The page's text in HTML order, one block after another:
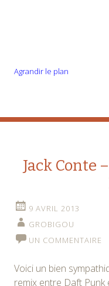
Agrandir le plan
Jack Conte
9 AVRIL 2013
GROBIGOU
UN COMMENTAIRE
Voici un bien
remix entre Daft Punk